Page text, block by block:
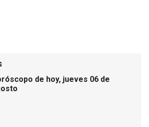
de hoy, jueves 06 de